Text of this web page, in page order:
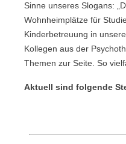
Sinne unseres Slogans:
Wohnheimplätze für
Kinderbetreuung in
Kollegen aus der
Themen zur Seite. So
Aktuell sind folgende